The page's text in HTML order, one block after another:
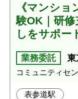
《マンシ
験OK｜研
しをサポー
業務委託 東
コミュニティセ
表参道駅